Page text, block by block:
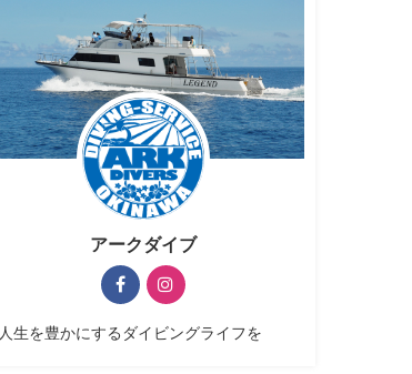
アークダイブ
人生を豊かにするダイビングライフを